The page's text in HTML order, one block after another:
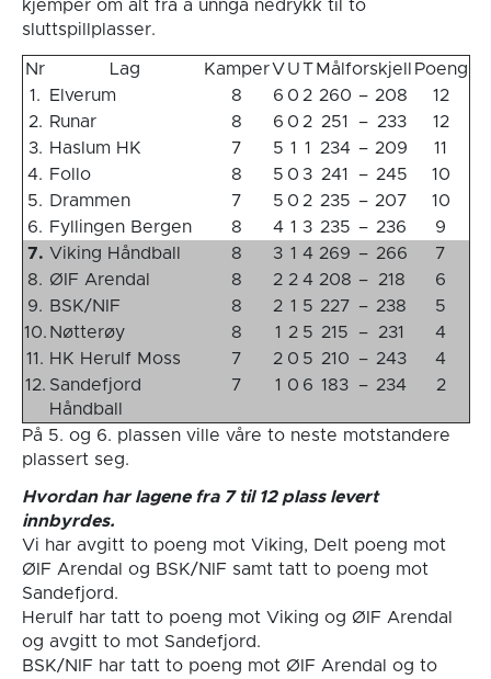
kjemper om alt fra å unngå nedrykk til to
sluttspillplasser.
Nr Lag KamperV UT Målforskjell Poeng
1.
Elverum 8 6 0 2 260 – 208
12
2. Runar 8 6 0 2 251 – 233
12
3. Haslum HK 7 5 1 1 234 – 209
11
4. Follo 8 5 0 3 241 – 245
10
5. Drammen 7 5 0 2 235 – 207
10
6. Fyllingen Bergen 8 4 1 3 235 – 236
9
7. Viking Håndball 8 3 1 4 269 – 266
7
8. ØIF Arendal 8 2 2 4 208 – 218
6
9. BSK/NIF 8 2 1 5 227 – 238
5
10. Nøtterøy 8 1 2 5 215 – 231
4
11. HK Herulf Moss 7 2 0 5 210 – 243
4
12. Sandefjord
Håndball
7 1 0 6 183 – 234 2
På 5. og 6. plassen ville våre to neste motstandere
plassert seg.
Hvordan har lagene fra 7 til 12 plass levert
innbyrdes.
Vi har avgitt to poeng mot Viking, Delt poeng mot
ØIF Arendal og BSK/NIF samt tatt to poeng mot
Sandefjord.
Herulf har tatt to poeng mot Viking og ØIF Arendal
og avgitt to mot Sandefjord.
BSK/NIF har tatt to poeng mot ØIF Arendal og to